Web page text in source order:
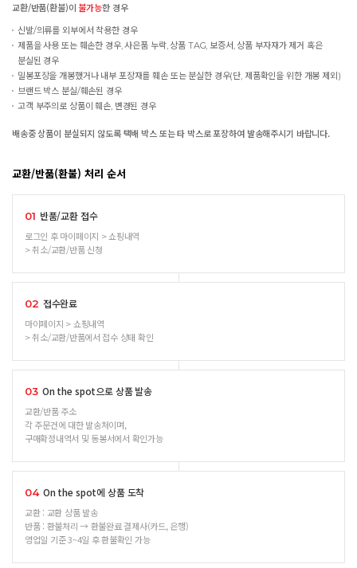
교환/반품(환불)이 불가능한 경우
신발/의류를 외부에서 착용한 경우
제품을 사용 또는 훼손한 경우, 사은품 누락, 상품 TAG, 보증서, 상품 부자재가 제거 혹은
분실된 경우
밀봉포장을 개봉했거나 내부 포장재를 훼손 또는 분실한 경우(단, 제품확인을 위한 개봉 제외)
브랜드 박스 분실/훼손된 경우
고객 부주의로 상품이 훼손, 변경된 경우
배송중 상품이 분실되지 않도록 택배 박스 또는 타 박스로 포장하여 발송해주시기 바랍니다.
교환/반품(환불) 처리 순서
01 반품/교환 접수
로그인 후 마이페이지 > 쇼핑내역
> 취소/교환/반품 신청
02 접수완료
마이페이지 > 쇼핑내역
> 취소/교환/반품에서 접수 상태 확인
03 On the spot으로 상품 발송
교환/반품 주소
각 주문건에 대한 발송처이며,
구매확정내역서 및 동봉서에서 확인가능
04 On the spot에 상품 도착
교환 : 교환 상품 발송
반품 : 환불처리 → 환불완료 결제사(카드, 은행)
영업일 기준 3~4일 후 환불확인 가능